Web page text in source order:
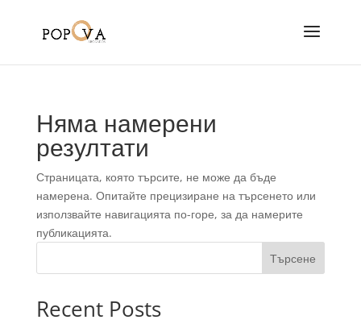
Няма намерени
резултати
Страницата, която търсите, не може да бъде
намерена. Опитайте прецизиране на търсенето или
използвайте навигацията по-горе, за да намерите
публикацията.
Търсене
Recent Posts